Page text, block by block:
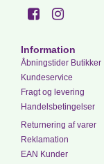
Information
Åbningstider Butikker
Kundeservice
Fragt og levering
Handelsbetingelser
Returnering af varer
Reklamation
EAN Kunder